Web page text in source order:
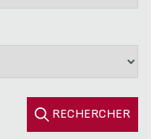
RECHERCHER